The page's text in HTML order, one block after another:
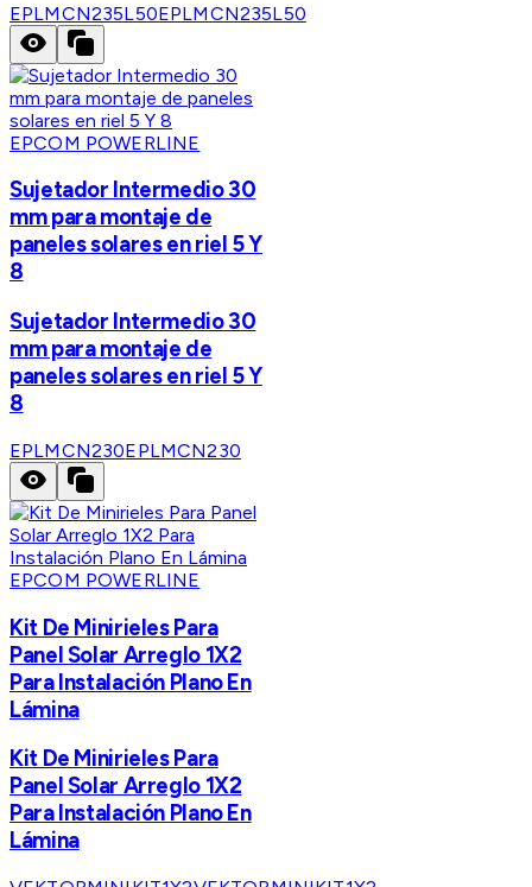
EPLMCN235L50EPLMCN235L50
EPCOM POWERLINE
Sujetador Intermedio 30
mm para montaje de
paneles solares en riel 5 Y
8
Sujetador Intermedio 30
mm para montaje de
paneles solares en riel 5 Y
8
EPLMCN230EPLMCN230
EPCOM POWERLINE
Kit De Minirieles Para
Panel Solar Arreglo 1X2
Para Instalación Plano En
Lámina
Kit De Minirieles Para
Panel Solar Arreglo 1X2
Para Instalación Plano En
Lámina